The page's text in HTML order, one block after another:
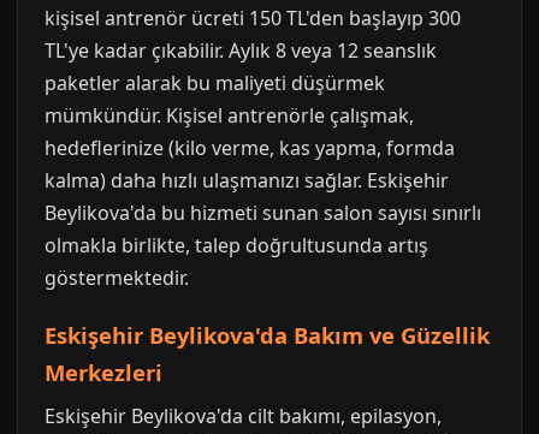
kişisel antrenör ücreti 150 TL'den başlayıp 300
TL'ye kadar çıkabilir. Aylık 8 veya 12 seanslık
paketler alarak bu maliyeti düşürmek
mümkündür. Kişisel antrenörle çalışmak,
hedeflerinize (kilo verme, kas yapma, formda
kalma) daha hızlı ulaşmanızı sağlar. Eskişehir
Beylikova'da bu hizmeti sunan salon sayısı sınırlı
olmakla birlikte, talep doğrultusunda artış
göstermektedir.
Eskişehir Beylikova'da Bakım ve Güzellik
Merkezleri
Eskişehir Beylikova'da cilt bakımı, epilasyon,